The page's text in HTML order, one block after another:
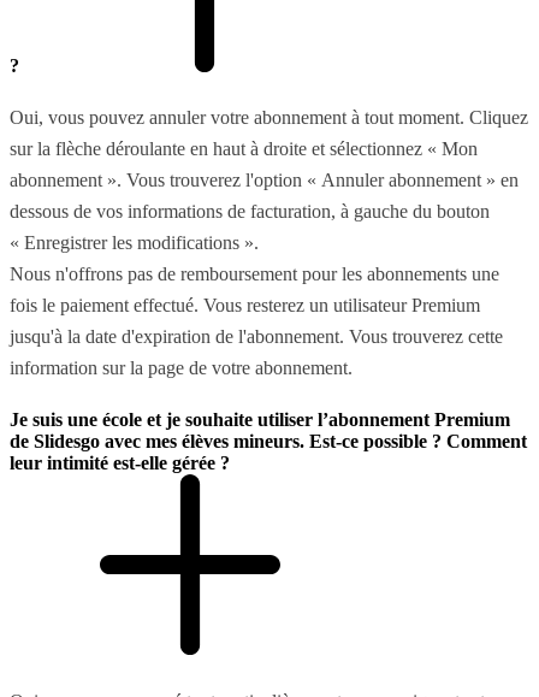
?
Oui, vous pouvez annuler votre abonnement à tout moment. Cliquez
sur la flèche déroulante en haut à droite et sélectionnez « Mon
abonnement ». Vous trouverez l'option « Annuler abonnement » en
dessous de vos informations de facturation, à gauche du bouton
« Enregistrer les modifications ».
Nous n'offrons pas de remboursement pour les abonnements une
fois le paiement effectué. Vous resterez un utilisateur Premium
jusqu'à la date d'expiration de l'abonnement. Vous trouverez cette
information sur la page de votre abonnement.
Je suis une école et je souhaite utiliser l’abonnement Premium
de Slidesgo avec mes élèves mineurs. Est-ce possible ? Comment
leur intimité est-elle gérée ?